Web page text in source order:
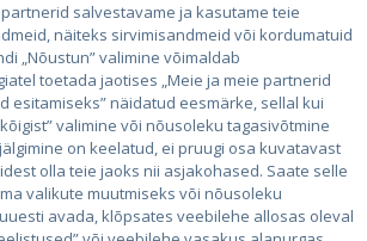
salvestavame ja kasutame teie
näiteks sirvimisandmeid või kordumatuid
„Nõustun” valimine võimaldab
toetada jaotises „Meie ja meie partnerid
esitamiseks” näidatud eesmärke, sellal kui
valimine või nõusoleku tagasivõtmine
on keelatud, ei pruugi osa kuvatavast
olla teie jaoks nii asjakohased. Saate selle
valikute muutmiseks või nõusoleku
avada, klõpsates veebilehe allosas oleval